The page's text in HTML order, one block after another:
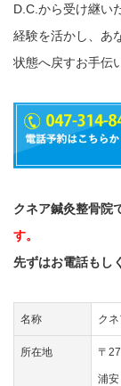
D.C.から受け継い
経験を活かし、あ
状態へ戻すお手伝
クネア鍼灸整骨院
す。
先ずはお電話もし
名称 ク
所在地 〒
浦安